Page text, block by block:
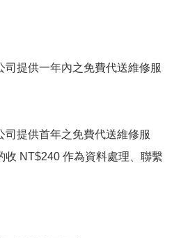
司提供一年內之免費代送維修服
司提供首年之免費代送維修服
收 NT$240 作為資料處理、聯繫